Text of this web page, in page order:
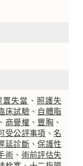
置失當 、 照護失
床試驗 、 自體脂
、 商譽權 、 豐胸 、
受公評事項 、名
延診斷 、保護性
術 、 術前評估失